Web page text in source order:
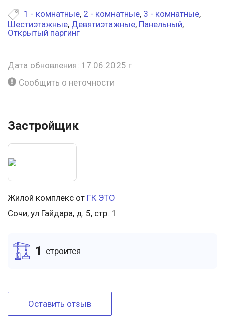
1 - комнатные, 2 - комнатные, 3 - комнатные,
Шестиэтажные, Девятиэтажные, Панельный,
Открытый паргинг
Дата обновления: 17.06.2025 г
Сообщить о неточности
Застройщик
Жилой комплекс от ГК ЭТО
Сочи, ул Гайдара, д. 5, стр. 1
1 cтроится
Оставить отзыв